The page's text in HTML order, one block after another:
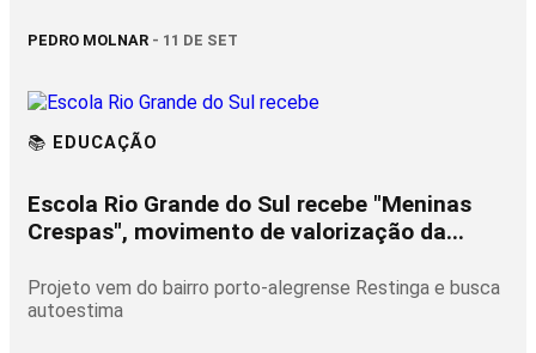
PEDRO MOLNAR - 11 DE SET
📚 EDUCAÇÃO
Escola Rio Grande do Sul recebe "Meninas
Crespas", movimento de valorização da...
Projeto vem do bairro porto-alegrense Restinga e busca
autoestima